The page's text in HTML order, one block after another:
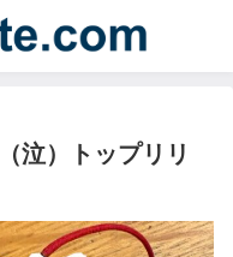
泣）トップリリ